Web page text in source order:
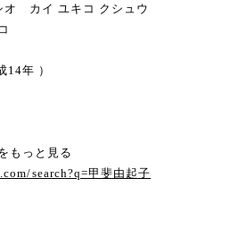
オ カイ ユキコ クシュウ
14年 ）
もっと見る
search?q=甲斐由起子